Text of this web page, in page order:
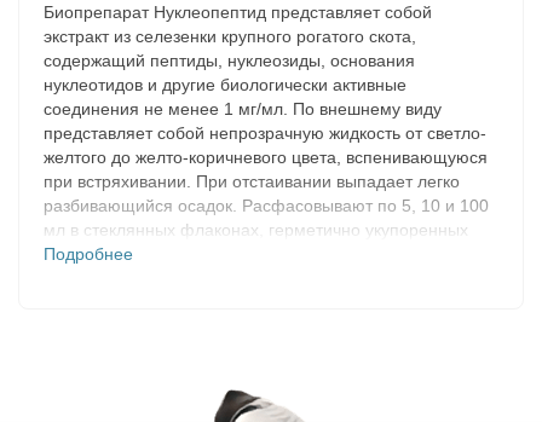
Биопрепарат Нуклеопептид представляет собой
экстракт из селезенки крупного рогатого скота,
содержащий пептиды, нуклеозиды, основания
нуклеотидов и другие биологически активные
соединения не менее 1 мг/мл. По внешнему виду
представляет собой непрозрачную жидкость от светло-
желтого до желто-коричневого цвета, вспенивающуюся
при встряхивании. При отстаивании выпадает легко
разбивающийся осадок. Расфасовывают по 5, 10 и 100
мл в стеклянных флаконах, герметично укупоренных
полимерными крышками и упакованных в картонную
компоненты, оказывающие комплексное воздействие на
Подробнее